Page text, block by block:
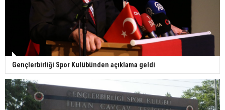
Gençlerbirliği Spor Kulübünden açıklama geldi